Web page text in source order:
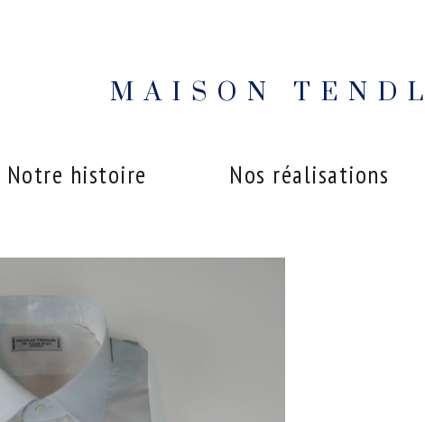
MAISON
Notre histoire Nos réalisations